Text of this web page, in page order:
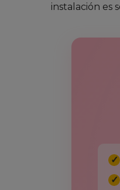
instalación es